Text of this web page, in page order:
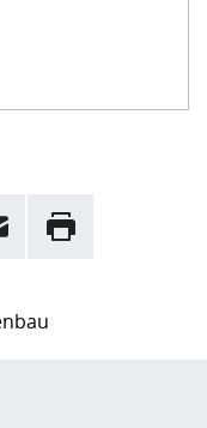
ein Link zur
Drucken